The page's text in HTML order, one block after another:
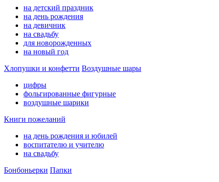
на детский праздник
на день рождения
на девичник
на свадьбу
для новорожденных
на новый год
Хлопушки и конфетти Воздушные шары
цифры
фольгированные фигурные
воздушные шарики
Книги пожеланий
на день рождения и юбилей
воспитателю и учителю
на свадьбу
Бонбоньерки Папки